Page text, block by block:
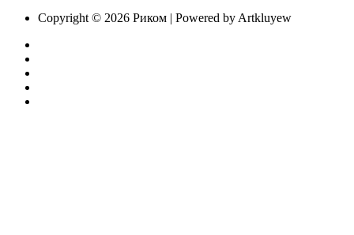
Copyright © 2026 Риком | Powered by Artkluyew